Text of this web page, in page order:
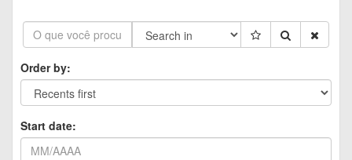
Order by:
Start date: